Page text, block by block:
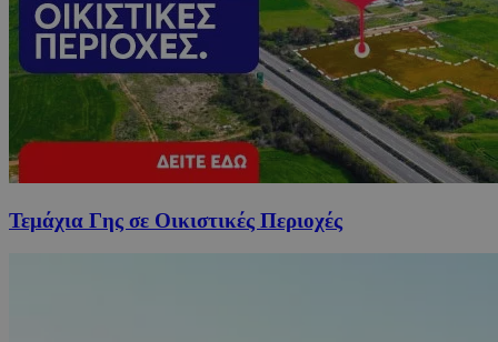
Τεμάχια Γης σε Οικιστικές Περιοχές